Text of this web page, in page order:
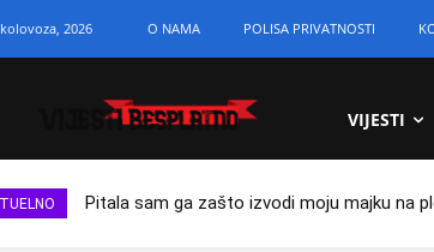
2026 O NAMA POLISA PRIVATNOSTI
VIJESTI
Pitala sam ga zašto izvodi moju majku na